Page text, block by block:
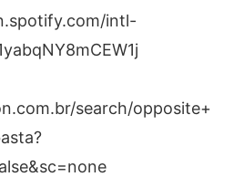
intl-
search/opposite+